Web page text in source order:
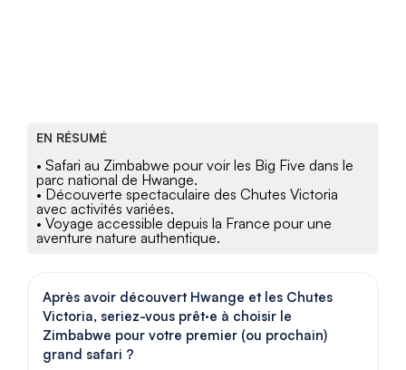
EN RÉSUMÉ
• Safari au Zimbabwe pour voir les Big Five dans le
parc national de Hwange.
• Découverte spectaculaire des Chutes Victoria
avec activités variées.
• Voyage accessible depuis la France pour une
aventure nature authentique.
Après avoir découvert Hwange et les Chutes
Victoria, seriez-vous prêt·e à choisir le
Zimbabwe pour votre premier (ou prochain)
grand safari ?